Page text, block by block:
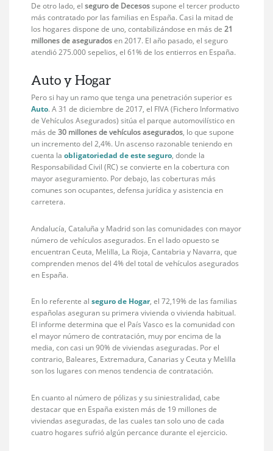
De otro lado, elseguro de Decesossupone el tercer producto
más contratado por las familias en España. Casi la mitad de
los hogares dispone de uno, contabilizándose en más de21
millones de aseguradosen 2017. El año pasado, el seguro
atendió 275.000 sepelios, el 61% de los entierros en España.
Auto y Hogar
Pero si hay un ramo que tenga una penetración superior es
Auto. A 31 de diciembre de 2017, el FIVA (Fichero Informativo
de Vehículos Asegurados) sitúa el parque automovilístico en
más de30 millones de vehículos asegurados, lo que supone
un incremento del 2,4%. Un ascenso razonable teniendo en
cuenta laobligatoriedad de este seguro, donde la
Responsabilidad Civil (RC) se convierte en la cobertura con
mayor aseguramiento. Por debajo, las coberturas más
comunes son ocupantes, defensa jurídica y asistencia en
carretera.
Andalucía, Cataluña y Madrid son las comunidades con mayor
número de vehículos asegurados. En el lado opuesto se
encuentran Ceuta, Melilla, La Rioja, Cantabria y Navarra, que
comprenden menos del 4% del total de vehículos asegurados
en España.
En lo referente alseguro de Hogar, el 72,19% de las familias
españolas aseguran su primera vivienda o vivienda habitual.
El informe determina que el País Vasco es la comunidad con
el mayor número de contratación, muy por encima de la
media, con casi un 90% de viviendas aseguradas. Por el
contrario, Baleares, Extremadura, Canarias y Ceuta y Melilla
son los lugares con menos tendencia de contratación.
En cuanto al número de pólizas y su siniestralidad, cabe
destacar que en España existen más de 19 millones de
viviendas aseguradas, de las cuales tan solo uno de cada
cuatro hogares sufrió algún percance durante el ejercicio.